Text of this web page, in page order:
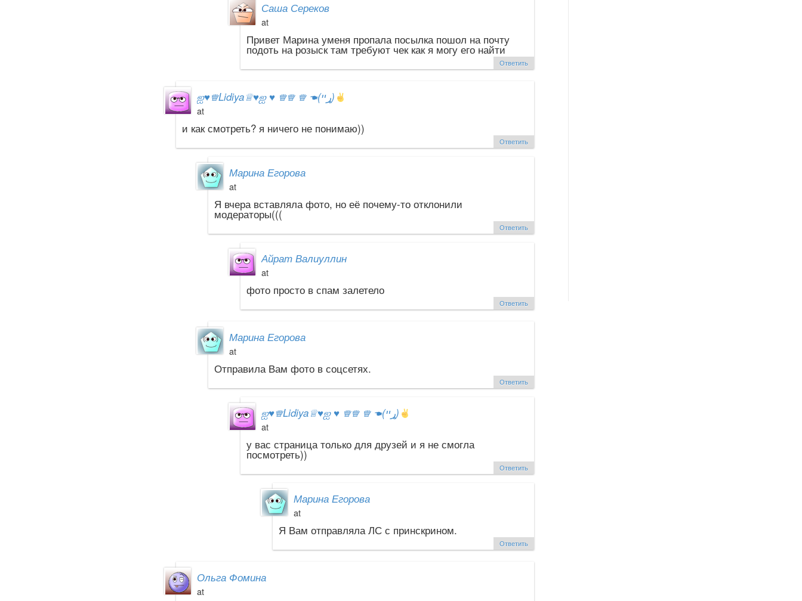
Саша Сереков
at
Привет Марина уменя пропала посылка пошол на почту
подоть на розыск там требуют чек как я могу его найти
Ответить
ஐ♥♕Lidiya♕♥ஐ ♥ ♕♕ ♕ ☚(ړײ)
at
и как смотреть? я ничего не понимаю))
Ответить
Марина Егорова
at
Я вчера вставляла фото, но её почему-то отклонили
модераторы(((
Ответить
Айрат Валиуллин
at
фото просто в спам залетело
Ответить
Марина Егорова
at
Отправила Вам фото в соцсетях.
Ответить
ஐ♥♕Lidiya♕♥ஐ ♥ ♕♕ ♕ ☚(ړײ)
at
у вас страница только для друзей и я не смогла
посмотреть))
Ответить
Марина Егорова
at
Я Вам отправляла ЛС с принскрином.
Ответить
Ольга Фомина
at